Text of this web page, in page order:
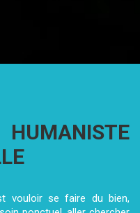
vouloir se faire du bien,